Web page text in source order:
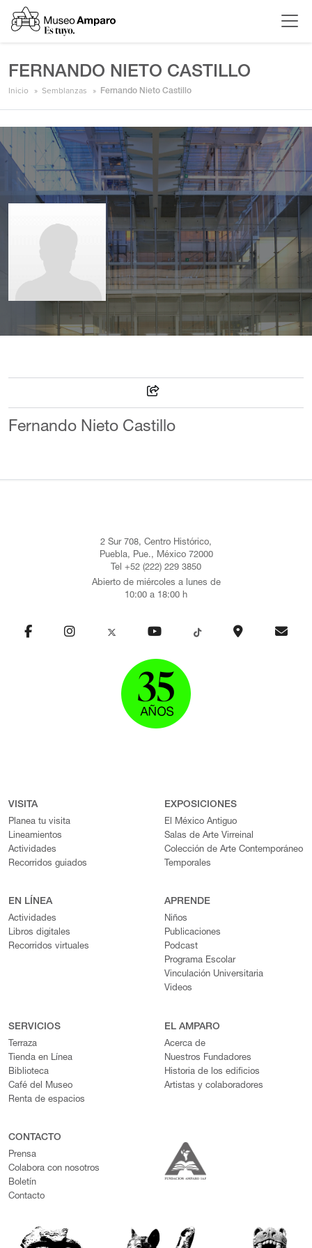
FERNANDO NIETO CASTILLO
Inicio Semblanzas Fernando Nieto Castillo
Fernando Nieto Castillo
2 Sur 708, Centro Histórico,
Puebla, Pue., México 72000
Tel +52 (222) 229 3850
Abierto de miércoles a lunes de
10:00 a 18:00 h
VISITA
Planea tu visita
Lineamientos
Actividades
Recorridos guiados
EXPOSICIONES
El México Antiguo
Salas de Arte Virreinal
Colección de Arte Contemporáneo
Temporales
EN LÍNEA
Actividades
Libros digitales
Recorridos virtuales
APRENDE
Niños
Publicaciones
Podcast
Programa Escolar
Vinculación Universitaria
Videos
SERVICIOS
Terraza
Tienda en Línea
Biblioteca
Café del Museo
Renta de espacios
EL AMPARO
Acerca de
Nuestros Fundadores
Historia de los edificios
Artistas y colaboradores
CONTACTO
Prensa
Colabora con nosotros
Boletín
Contacto